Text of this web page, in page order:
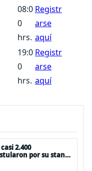
08:0
0
hrs.
Registr
arse
aquí
19:0
0
hrs.
Registr
arse
aquí
2.400
por su stand